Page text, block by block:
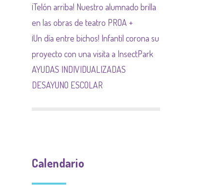
¡Telón arriba! Nuestro alumnado brilla
en las obras de teatro PROA +
¡Un día entre bichos! Infantil corona su
proyecto con una visita a InsectPark
AYUDAS INDIVIDUALIZADAS
DESAYUNO ESCOLAR
Calendario